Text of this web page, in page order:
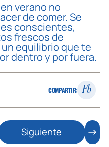
verano no
de comer. Se
conscientes,
frescos de
equilibrio que te
dentro y por fuera.
COMPARTIR: Fb
Siguiente